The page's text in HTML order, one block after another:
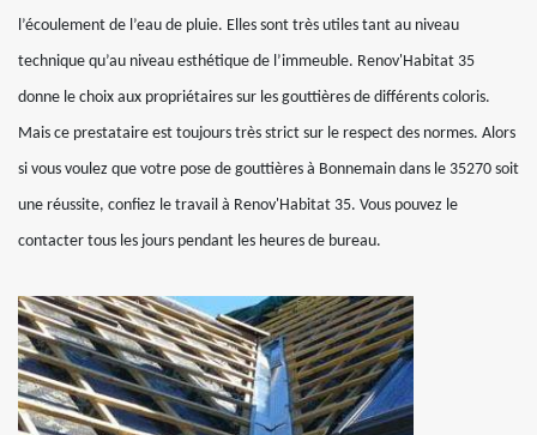
l’écoulement de l’eau de pluie. Elles sont très utiles tant au niveau
technique qu’au niveau esthétique de l’immeuble. Renov'Habitat 35
donne le choix aux propriétaires sur les gouttières de différents coloris.
Mais ce prestataire est toujours très strict sur le respect des normes. Alors
si vous voulez que votre pose de gouttières à Bonnemain dans le 35270 soit
une réussite, confiez le travail à Renov'Habitat 35. Vous pouvez le
contacter tous les jours pendant les heures de bureau.